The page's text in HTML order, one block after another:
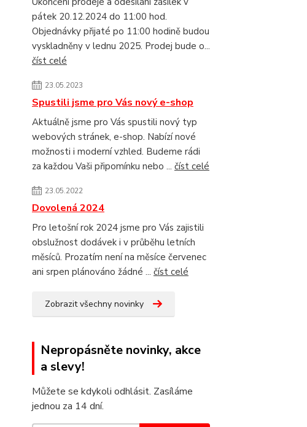
pátek 20.12.2024 do 11:00 hod.
Objednávky přijaté po 11:00 hodině budou
vyskladněny v lednu 2025. Prodej bude o...
číst celé
23.05.2023
Spustili jsme pro Vás nový e-shop
Aktuálně jsme pro Vás spustili nový typ
webových stránek, e-shop. Nabízí nové
možnosti i moderní vzhled. Budeme rádi
za každou Vaši připomínku nebo ... číst celé
23.05.2022
Dovolená 2024
Pro letošní rok 2024 jsme pro Vás zajistili
obslužnost dodávek i v průběhu letních
měsíců. Prozatím není na měsíce červenec
ani srpen plánováno žádné ... číst celé
Zobrazit všechny novinky
Nepropásněte novinky, akce
a slevy!
Můžete se kdykoli odhlásit. Zasíláme
jednou za 14 dní.